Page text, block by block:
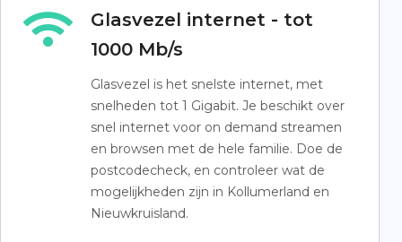
Glasvezel internet - tot
1000 Mb/s
Glasvezel is het snelste internet, met
snelheden tot 1 Gigabit. Je beschikt over
snel internet voor on demand streamen
en browsen met de hele familie. Doe de
postcodecheck, en controleer wat de
mogelijkheden zijn in Kollumerland en
Nieuwkruisland.